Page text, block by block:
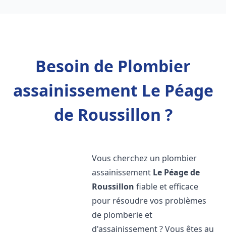
Besoin de Plombier
assainissement Le Péage
de Roussillon ?
Vous cherchez un plombier
assainissement Le Péage de
Roussillon fiable et efficace
pour résoudre vos problèmes
de plomberie et
d'assainissement ? Vous êtes au